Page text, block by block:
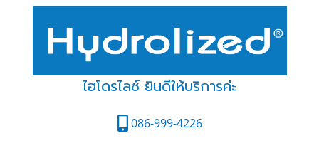
ไฮโดรไลซ์ ยินดีให้บริการค่ะ
086-999-4226